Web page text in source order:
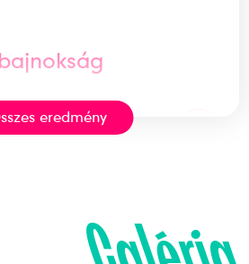
Linz-Ottensheim
eredmény